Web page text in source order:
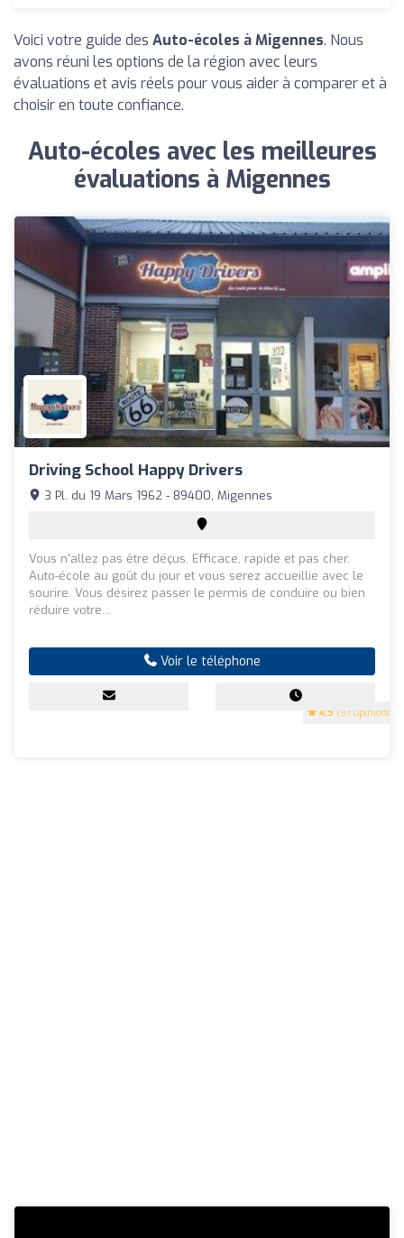
Voici votre guide des Auto-écoles à Migennes. Nous
avons réuni les options de la région avec leurs
évaluations et avis réels pour vous aider à comparer et à
choisir en toute confiance.
Auto-écoles avec les meilleures
évaluations à Migennes
Driving School Happy Drivers
4.9 (97 Opinions)
3 Pl. du 19 Mars 1962 - 89400, Migennes
Vous n'allez pas être déçus. Efficace, rapide et pas cher.
Auto-école au goût du jour et vous serez accueillie avec le
sourire. Vous désirez passer le permis de conduire ou bien
réduire votre...
Voir le téléphone